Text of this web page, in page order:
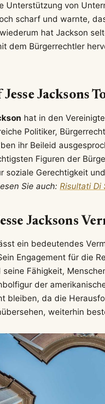
Unterstützung von
scharf und warnte,
hat Jackson
dem Bürgerrechtler
Jacksons
hat in den
Politiker,
ihr Beileid
Figuren der
soziale Gerechtigkeit
Sie auch: Risultati Di
Jacksons
ein bedeutendes
Engagement für die
Fähigkeit,
der
bleiben, da die
weiterhin